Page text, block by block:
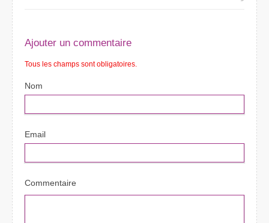
Ajouter un commentaire
Tous les champs sont obligatoires.
Nom
Email
Commentaire